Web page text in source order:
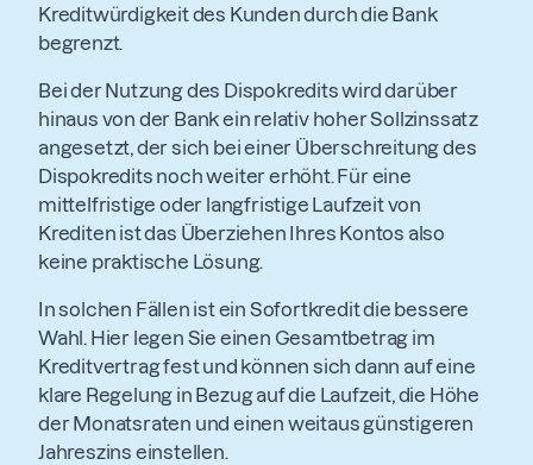
Kreditwürdigkeit des Kunden durch die Bank
begrenzt.
Bei der Nutzung des Dispokredits wird darüber
hinaus von der Bank ein relativ hoher Sollzinssatz
angesetzt, der sich bei einer Überschreitung des
Dispokredits noch weiter erhöht. Für eine
mittelfristige oder langfristige Laufzeit von
Krediten ist das Überziehen Ihres Kontos also
keine praktische Lösung.
In solchen Fällen ist ein Sofortkredit die bessere
Wahl. Hier legen Sie einen Gesamtbetrag im
Kreditvertrag fest und können sich dann auf eine
klare Regelung in Bezug auf die Laufzeit, die Höhe
der Monatsraten und einen weitaus günstigeren
Jahreszins einstellen.